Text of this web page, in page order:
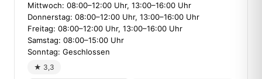
Mittwoch: 08:00–12:00 Uhr, 13:00–16:00 Uhr
Donnerstag: 08:00–12:00 Uhr, 13:00–16:00 Uhr
Freitag: 08:00–12:00 Uhr, 13:00–16:00 Uhr
Samstag: 08:00–15:00 Uhr
Sonntag: Geschlossen
★ 3,3